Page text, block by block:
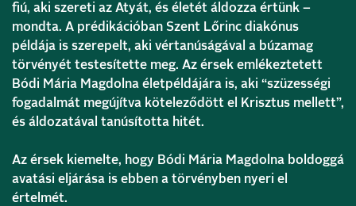
fiú, aki szereti az Atyát, és életét áldozza értünk –
mondta. A prédikációban Szent Lőrinc diakónus
példája is szerepelt, aki vértanúságával a búzamag
törvényét testesítette meg. Az érsek emlékeztetett
Bódi Mária Magdolna életpéldájára is, aki “szüzességi
fogadalmát megújítva köteleződött el Krisztus mellett”,
és áldozatával tanúsította hitét.
Az érsek kiemelte, hogy Bódi Mária Magdolna boldoggá
avatási eljárása is ebben a törvényben nyeri el
értelmét.